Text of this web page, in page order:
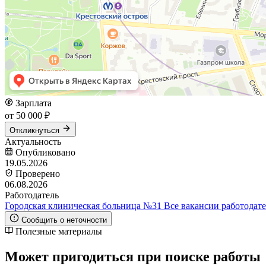
Зарплата
от 50 000 ₽
Откликнуться
Актуальность
Опубликовано
19.05.2026
Проверено
06.08.2026
Работодатель
Городская клиническая больница №31 Все вакансии
Сообщить о неточности
Полезные материалы
Может пригодиться при поиске работы